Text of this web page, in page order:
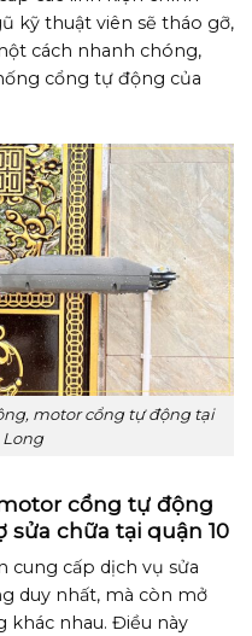
kỹ thuật viên sẽ tháo gỡ,
cách nhanh chóng,
cổng tự động của
motor cổng tự động tại
Long
cổng tự động
chữa tại quận 10
cung cấp dịch vụ sửa
duy nhất, mà còn mở
khác nhau. Điều này